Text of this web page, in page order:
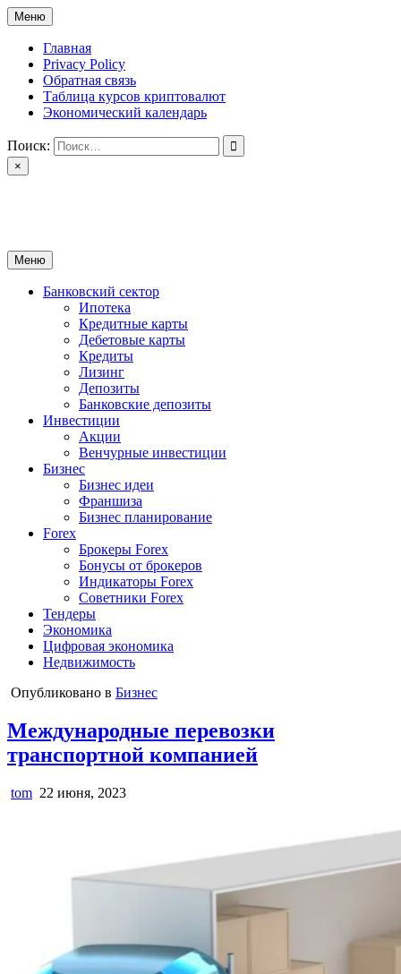
Перейти
к
содержимому
Меню
Главная
Privacy Policy
Обратная связь
Таблица курсов криптовалют
Экономический календарь
Поиск:
×
Меню
Банковский сектор
Ипотека
Кредитные карты
Дебетовые карты
Кредиты
Лизинг
Депозиты
Банковские депозиты
Инвестиции
Акции
Венчурные инвестиции
Бизнес
Бизнес идеи
Франшиза
Бизнес планирование
Forex
Брокеры Forex
Бонусы от брокеров
Индикаторы Forex
Советники Forex
Тендеры
Экономика
Цифровая экономика
Недвижимость
Опубликовано в Бизнес
Международные перевозки
транспортной компанией
tom 22 июня, 2023